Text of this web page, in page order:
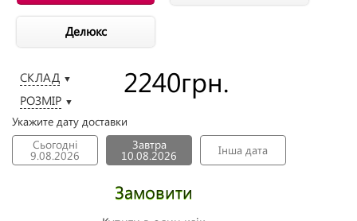
Делюкс
СКЛАД ▼
РОЗМІР ▼
2240грн.
Укажите дату доставки
Сьогодні
9.08.2026
Завтра
10.08.2026 Інша дата
Замовити